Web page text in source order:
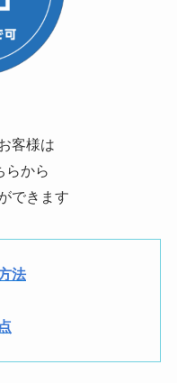
客様は
らから
できます
法